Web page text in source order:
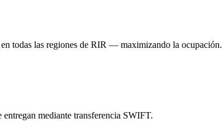
todas las regiones de RIR — maximizando la ocupación.
mediante transferencia SWIFT.